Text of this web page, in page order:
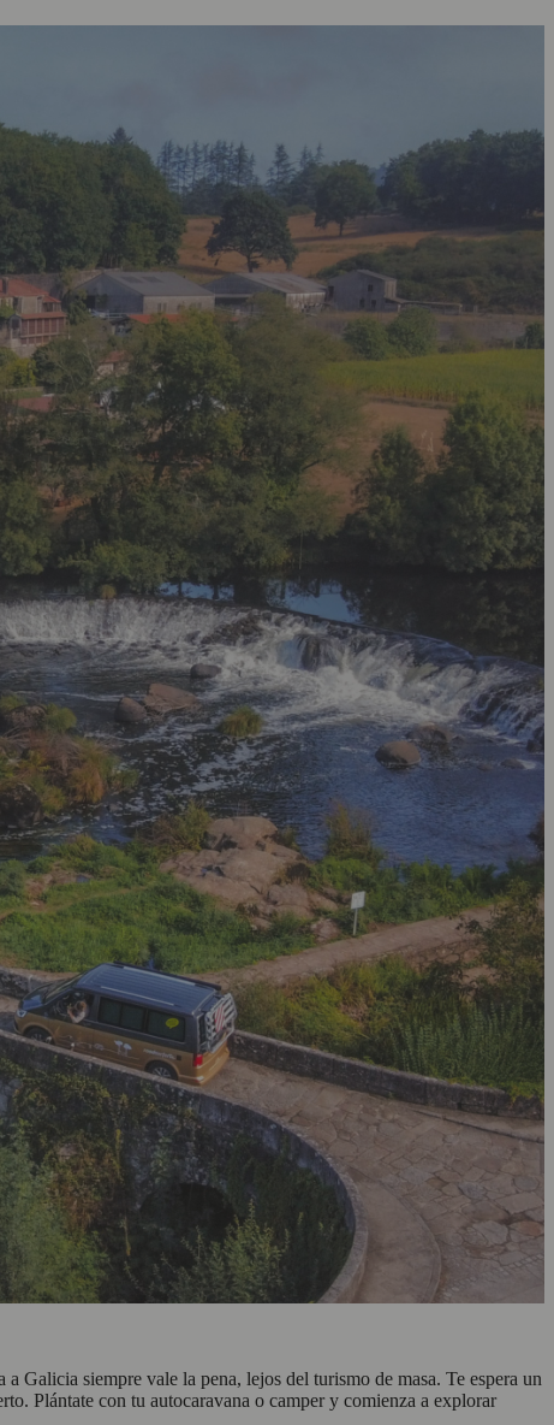
Galicia siempre vale la pena, lejos del turismo de masa. Te espera un
Plántate con tu autocaravana o camper y comienza a explorar